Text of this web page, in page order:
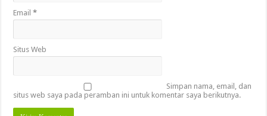
Email*
Situs Web
Simpan nama, email, dan
situs web saya pada peramban ini untuk komentar saya berikutnya.